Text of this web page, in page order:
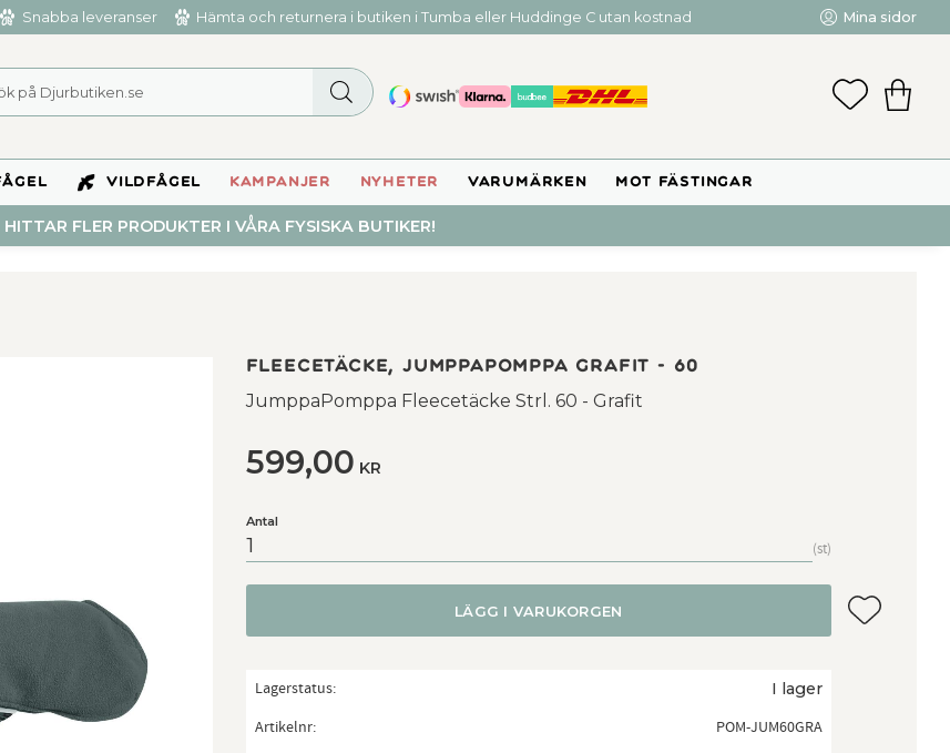
Snabba leveranser Hämta och returnera i butiken i Tumba eller Huddinge C utan kostnad Mina sidor
VILDFÅGEL KAMPANJER NYHETER VARUMÄRKEN MOT FÄSTINGAR
HITTAR FLER PRODUKTER I VÅRA FYSISKA BUTIKER!
Fleecetäcke, JumppaPomppa Grafit - 60
JumppaPomppa Fleecetäcke Strl. 60 - Grafit
599,00 KR
Antal
st
LÄGG I VARUKORGEN Lägg till i
Lagerstatus I lager
Artikelnr
POM-JUM60GRA